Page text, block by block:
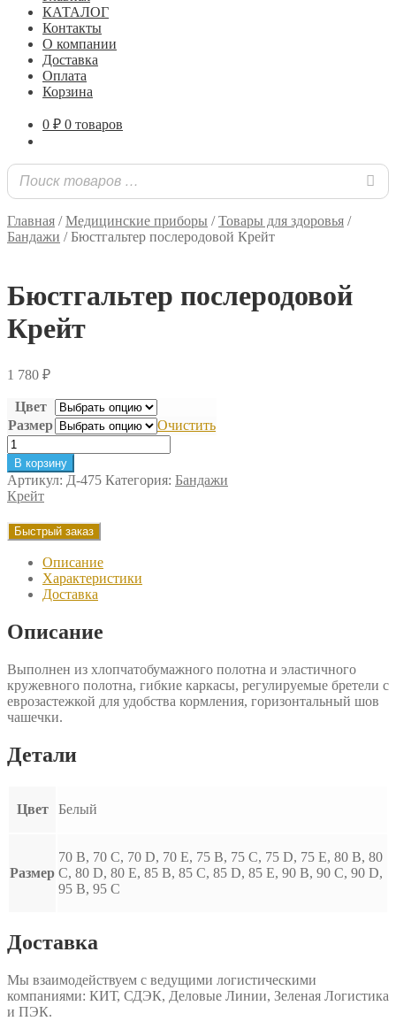
КАТАЛОГ
Контакты
О компании
Доставка
Оплата
Корзина
0 ₽ 0 товаров
Главная /Медицинские приборы /Товары для здоровья /
Бандажи /Бюстгальтер послеродовой Крейт
Бюстгальтер послеродовой
Крейт
1 780 ₽
Цвет
Размер
Очистить
Количество
товара
Бюстгальтер
послеродовой
Крейт
В корзину
Артикул: Д-475 Категория: Бандажи
Крейт
Быстрый заказ
Описание
Характеристики
Доставка
Описание
Выполнен из хлопчатобумажного полотна и эластичного
кружевного полотна, гибкие каркасы, регулируемые бретели с
еврозастежкой для удобства кормления, горизонтальный шов
чашечки.
Детали
Цвет Белый
Размер
70 B, 70 C, 70 D, 70 E, 75 B, 75 C, 75 D, 75 E, 80 B, 80
C, 80 D, 80 E, 85 B, 85 C, 85 D, 85 E, 90 B, 90 C, 90 D,
95 B, 95 C
Доставка
Мы взаимодействуем с ведущими логистическими
компаниями: КИТ, СДЭК, Деловые Линии, Зеленая Логистика
и ПЭК.